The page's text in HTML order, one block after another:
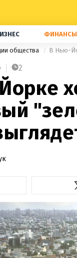
ФИНАНСЫ
общества В Нью-
2